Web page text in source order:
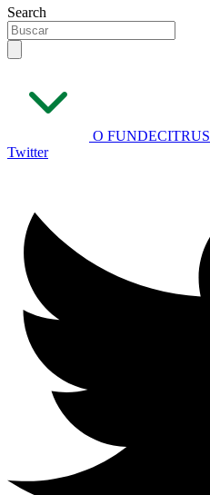
Search
O FUNDECITRUS
Twitter